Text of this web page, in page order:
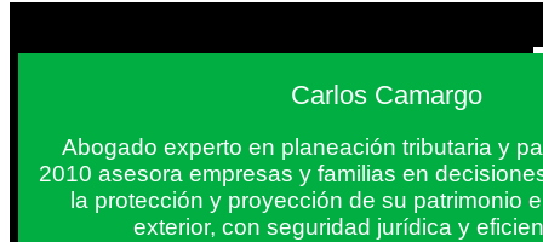
Carlos Camargo
Abogado experto en planeación tributaria y
2010 asesora empresas y familias en
la protección y proyección de su patrimonio
exterior, con seguridad jurídica y